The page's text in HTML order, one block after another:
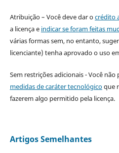
Atribuição – Você deve dar ocrédito
a licença e indicar se foram feitas
várias formas sem, no entanto,
licenciante) tenha aprovado o uso
Sem restrições adicionais - Você
medidas de caráter tecnológicoque
fazerem algo permitido pela licença.
Artigos Semelhantes